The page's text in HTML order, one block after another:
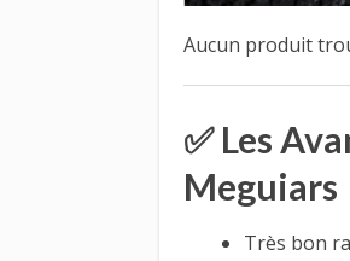
Aucun produit
✅ Les
Meguiars
Très bon